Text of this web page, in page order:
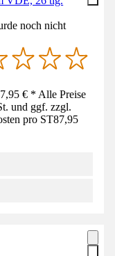
noch nicht
€ * Alle Preise
und ggf. zzgl.
pro ST87,95